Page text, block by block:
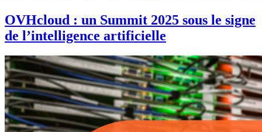
OVHcloud : un Summit 2025 sous le signe
de l’intelligence artificielle